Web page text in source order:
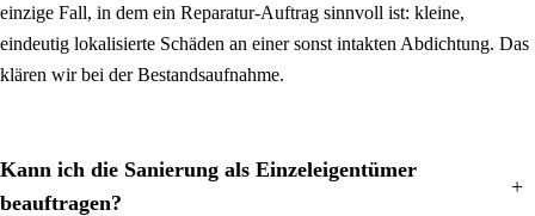
einzige Fall, in dem ein Reparatur-Auftrag sinnvoll ist: kleine,
eindeutig lokalisierte Schäden an einer sonst intakten Abdichtung. Das
klären wir bei der Bestands­aufnahme.
Kann ich die Sanierung als Einzel­eigentümer
beauftragen?
+